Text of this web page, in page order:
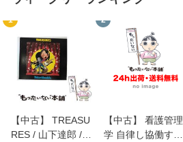
1
【中古】 TREASU
RES / 山下達郎 /
2
【中古】 看護管理
学 自律し協働する